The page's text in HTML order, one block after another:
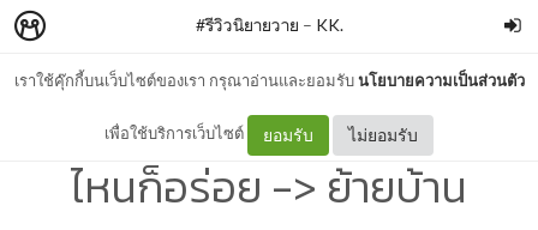
เราใช้คุ๊กกี้บนเว็บไซต์ของเรา กรุณาอ่านและยอมรับนโยบายความเป็นส่วนตัว
เพื่อใช้บริการเว็บไซต์ ยอมรับ ไม่ยอมรับ
#รีวิวนิยายวาย – KK.
รีวิว+สปอย | #กินกับเธอมื้อ
ไหนก็อร่อย -> ย้ายบ้าน